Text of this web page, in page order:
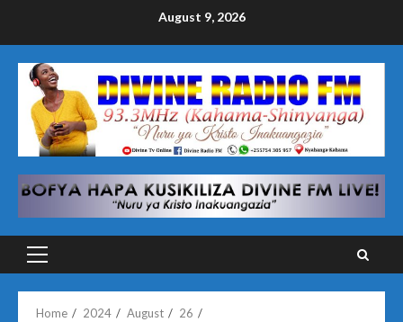
August 9, 2026
Primary
Home 2024 August
26